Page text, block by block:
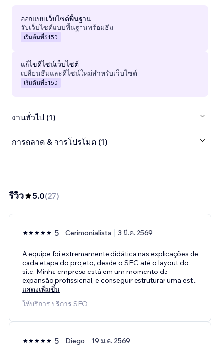
ออกแบบเว็บไซต์พื้นฐาน
รับเว็บไซต์แบบพื้นฐานพร้อมธีม
เริ่มต้นที่$150
แก้ไขดีไซน์เว็บไซต์
เปลี่ยนธีมและดีไซน์ใหม่สำหรับเว็บไซต์
เริ่มต้นที่$150
งานทั่วไป (1)
การตลาด & การโปรโมต (1)
รีวิว 5.0(27)
5 Cerimonialista 3 มี.ค. 2569
A equipe foi extremamente didática nas explicações de
cada etapa do projeto, desde o SEO até o layout do
site. Minha empresa está em um momento de
expansão profissional, e conseguir estruturar uma est...
แสดงเพิ่มขึ้น
ให้บริการ บริการ SEO
5 Diego 19 ม.ค. 2569